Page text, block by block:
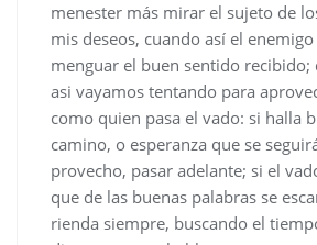
menester más mirar el sujeto de
mis deseos, cuando así el
menguar el buen sentido recibido;
asi vayamos tentando para
como quien pasa el vado: si halla
camino, o esperanza que se
provecho, pasar adelante; si el
que de las buenas palabras se
rienda siempre, buscando el